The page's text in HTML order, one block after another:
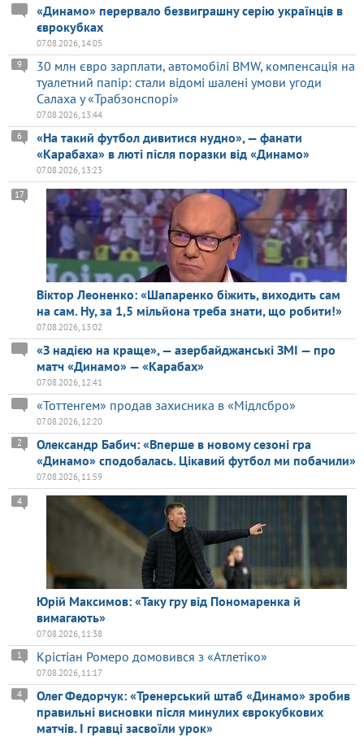
«Динамо» перервало безвиграшну серію українців в
єврокубках
07.08.2026, 14:05
30 млн євро зарплати, автомобілі BMW, компенсація на
туалетний папір: стали відомі шалені умови угоди
Салаха у «Трабзонспорі»
9
07.08.2026, 13:44
«На такий футбол дивитися нудно», — фанати
«Карабаха» в люті після поразки від «Динамо»
6
07.08.2026, 13:23
Віктор Леоненко: «Шапаренко біжить, виходить сам
на сам. Ну, за 1,5 мільйона треба знати, що робити!»
17
07.08.2026, 13:02
«З надією на краще», — азербайджанські ЗМІ — про
матч «Динамо» — «Карабах»
07.08.2026, 12:41
«Тоттенгем» продав захисника в «Мідлсбро»
07.08.2026, 12:20
Олександр Бабич: «Вперше в новому сезоні гра
«Динамо» сподобалась. Цікавий футбол ми побачили»
2
07.08.2026, 11:59
Юрій Максимов: «Таку гру від Пономаренка й
вимагають»
4
07.08.2026, 11:38
Крістіан Ромеро домовився з «Атлетіко»
1
07.08.2026, 11:17
Олег Федорчук: «Тренерський штаб «Динамо» зробив
правильні висновки після минулих єврокубкових
матчів. І гравці засвоїли урок»
4